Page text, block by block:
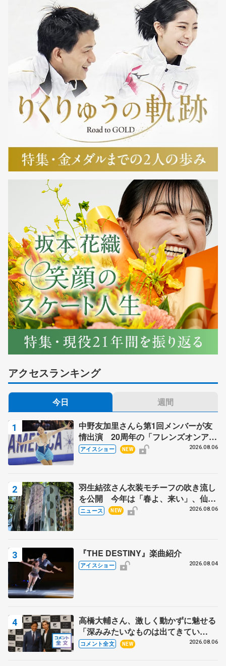
アクセスランキング
今日 週間
中野友加里さんら第1回メンバーが友
情出演 20周年の「フレンズオンアイ
ス」 宮本賢二さん、有川梨絵さん、
アイスショー NEW 2026.08.06
羽生結弦さん衣装モチーフの吹き流し
を公開 今年は「春よ、来い」、仙台
の瑞鳳殿
ニュース NEW 2026.08.06
『THE DESTINY』楽曲紹介
アイスショー 2026.08.04
高橋大輔さん、激しく動かずに魅せる
「深みみたいなものは出てきてい
る？」 〝兄さん〟と慕うレジェンド
コメント全文 NEW 2026.08.06